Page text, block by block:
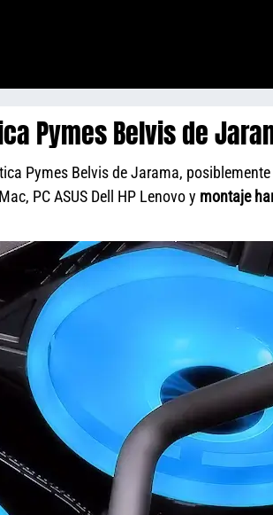
Pymes Belvis de
Pymes Belvis de Jarama,
PC ASUS Dell HP Lenovo y montaje